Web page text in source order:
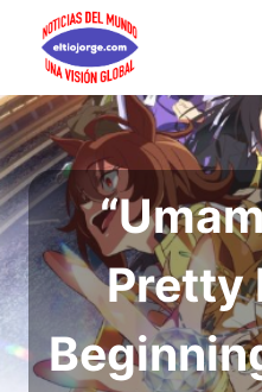
Saltar
contenido
Pretty